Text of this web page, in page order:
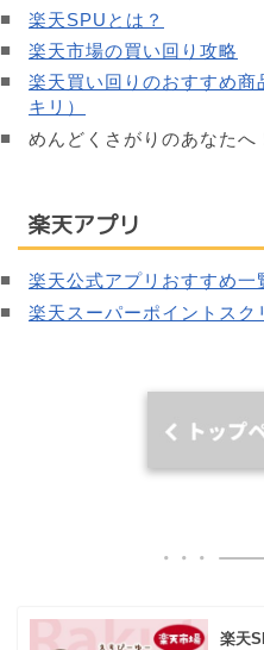
楽天SPUとは？
楽天市場の買い回り攻略
楽天買い回りのおすすめ
キリ）
めんどくさがりのあなたへ
楽天アプリ
楽天公式アプリおすすめ一
楽天スーパーポイントスク
楽天